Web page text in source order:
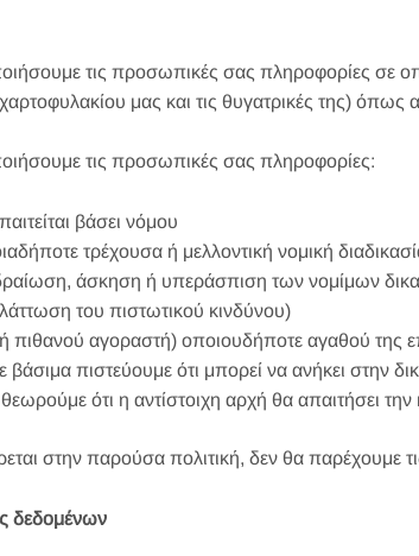
τις προσωπικές σας πληροφορίες σε
χαρτοφυλακίου μας και τις θυγατρικές της)
τις προσωπικές σας πληροφορίες:
βάσει νόμου
τρέχουσα ή μελλοντική νομική
άσκηση ή υπεράσπιση των νομίμων
του πιστωτικού κινδύνου)
πιθανού αγοραστή) οποιουδήποτε αγαθού της
βάσιμα πιστεύουμε ότι μπορεί να ανήκει στην
ότι η αντίστοιχη αρχή θα απαιτήσει
στην παρούσα πολιτική, δεν θα παρέχουμε
δεδομένων